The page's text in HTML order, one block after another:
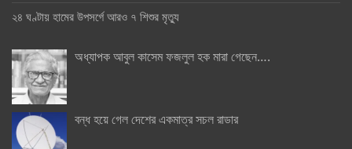
২৪ ঘণ্টায় হামের উপসর্গে আরও ৭ শিশুর মৃত্যু
অধ্যাপক আবুল কাসেম ফজলুল হক মারা গেছেন….
বন্ধ হয়ে গেল দেশের একমাত্র সচল রাডার